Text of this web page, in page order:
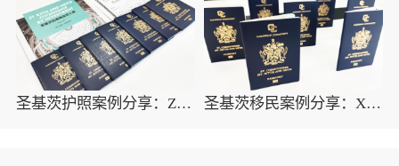
圣基茨护照案例分享：Z先生一家三口顺利成为圣基茨公民 圣基茨移民案例分享：X先生完美解决全球通行难题